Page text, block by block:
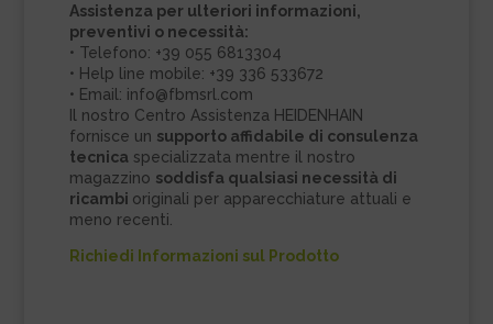
Assistenza per ulteriori informazioni,
preventivi o necessità:
• Telefono: +39 055 6813304
• Help line mobile: +39 336 533672
• Email: info@fbmsrl.com
Il nostro Centro Assistenza HEIDENHAIN
fornisce un supporto affidabile di consulenza
tecnica specializzata mentre il nostro
magazzino soddisfa qualsiasi necessità di
ricambi originali per apparecchiature attuali e
meno recenti.
Richiedi Informazioni sul Prodotto